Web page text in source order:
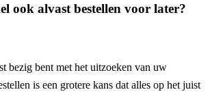
ook alvast bestellen voor later?
bezig bent met het uitzoeken van uw
is een grotere kans dat alles op het juist